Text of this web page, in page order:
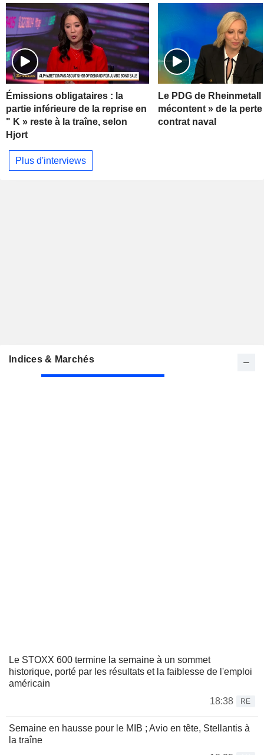
Émissions obligataires : la
partie inférieure de la reprise en
" K » reste à la traîne, selon
Hjort
Le PDG de
mécontent » de la
contrat naval
Plus d'interviews
Indices & Marchés
Le STOXX 600 termine la semaine à un sommet
historique, porté par les résultats et la faiblesse de l'emploi
américain
18:38
RE
Semaine en hausse pour le MIB ; Avio en tête, Stellantis à
la traîne